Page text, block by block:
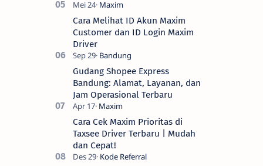
Cara Melihat ID Akun Maxim
Customer dan ID Login Maxim
Driver
Gudang Shopee Express
Bandung: Alamat, Layanan, dan
Jam Operasional Terbaru
Cara Cek Maxim Prioritas di
Taxsee Driver Terbaru | Mudah
dan Cepat!